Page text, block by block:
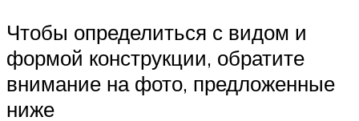
Чтобы определиться с видом и
формой конструкции, обратите
внимание на фото, предложенные
ниже